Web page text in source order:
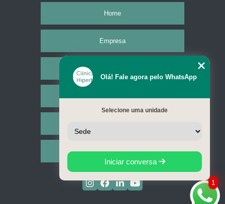
Home
Empresa
Mapa do site
1
Olá! Fale agora pelo WhatsApp
Selecione uma unidade
Iniciar conversa